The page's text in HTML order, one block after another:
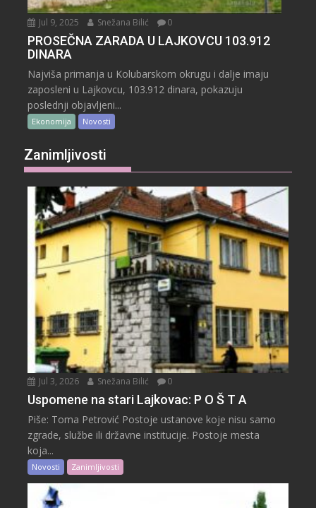
Jul 9, 2025 Snežana Bilić 0
PROSEČNA ZARADA U LAJKOVCU 103.912
DINARA
Najviša primanja u Kolubarskom okrugu i dalje imaju
zaposleni u Lajkovcu, 103.912 dinara, pokazuju
poslednji objavljeni...
Ekonomija Novosti
Zanimljivosti
Jul 3, 2026 Snežana Bilić 0
Uspomene na stari Lajkovac: P O Š T A
Piše: Toma Petrović Postoje ustanove koje nisu samo
zgrade, službe ili državne institucije. Postoje mesta
koja...
Novosti Zanimljivosti